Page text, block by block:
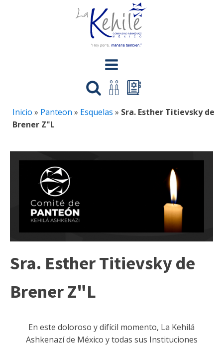
Inicio » Panteon » Esquelas » Sra. Esther Titievsky de
Brener Z"L
Sra. Esther Titievsky de
Brener Z"L
En este doloroso y difícil momento, La Kehilá
Ashkenazí de México y todas sus Instituciones